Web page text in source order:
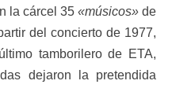
la cárcel 35 «músicos» de
del concierto de 1977,
tamborilero de ETA,
dejaron la pretendida